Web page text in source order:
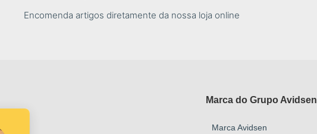
Encomenda artigos diretamente da nossa loja online
Marca do Grupo Avidsen
Marca Avidsen